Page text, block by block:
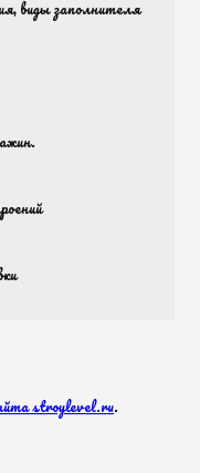
виды заполнителя
stroylevel.ru.